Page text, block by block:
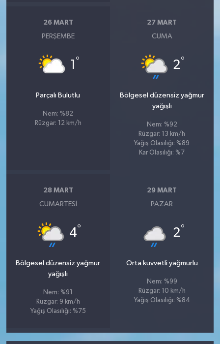
26 MART
PERŞEMBE
1 °
Parçalı Bulutlu
Nem: %82
Rüzgar: 12 km/h
27 MART
CUMA
2°
Bölgesel düzensiz yağmur
yağışlı
Nem: %92
Rüzgar: 13 km/h
Yağış Olasılığı: %89
Kar Olasılığı: %7
28 MART
CUMARTESI
4°
Bölgesel düzensiz yağmur
yağışlı
Nem: %91
Rüzgar: 9 km/h
Yağış Olasılığı: %75
29 MART
PAZAR
2°
Orta kuvvetli yağmurlu
Nem: %99
Rüzgar: 10 km/h
Yağış Olasılığı: %84